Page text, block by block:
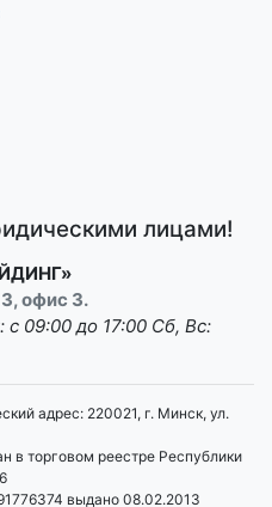
лицами!
офис 3.
09:00 до 17:00 Сб, Вс:
адрес: 220021, г. Минск, ул.
в торговом реестре Республики
выдано 08.02.2013